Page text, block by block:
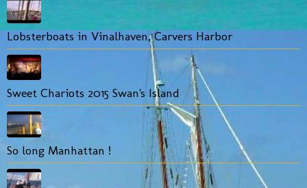
Lobsterboats in Vinalhaven, Carvers Harbor
Sweet Chariots 2015 Swan's Island
So long Manhattan !